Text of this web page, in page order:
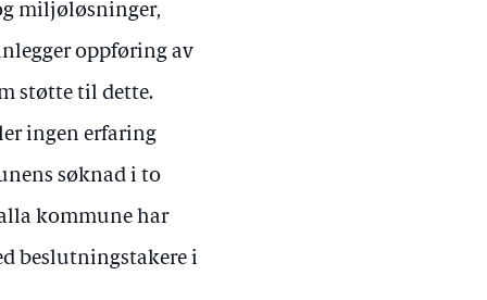
miljøløsninger,
oppføring av
støtte til dette.
ingen erfaring
søknad i to
kommune har
beslutningstakere i